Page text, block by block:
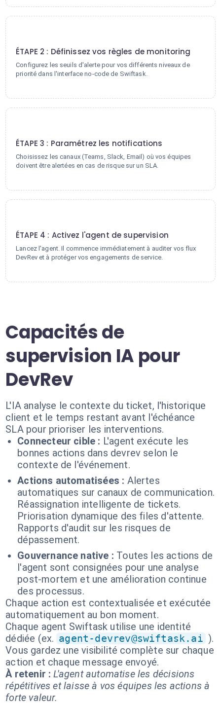
ÉTAPE 2 : Définissez vos règles de monitoring
Configurez les seuils d'alerte pour vos différents niveaux de
priorité dans l'interface no-code de Swiftask.
ÉTAPE 3 : Paramétrez les notifications
Choisissez les canaux (Teams, Slack, Email) où vos équipes
doivent être alertées en cas de risque sur un SLA.
ÉTAPE 4 : Activez l'agent de supervision
Lancez l'agent. Il commence immédiatement à auditer vos flux
DevRev et à protéger vos engagements de service.
Capacités de
supervision IA pour
DevRev
L'IA analyse le contexte du ticket, l'historique
client et le temps restant avant l'échéance
SLA pour prioriser les interventions.
Connecteur cible : L'agent exécute les
bonnes actions dans devrev selon le
contexte de l'événement.
Actions automatisées : Alertes
automatiques sur canaux de communication.
Réassignation intelligente de tickets.
Priorisation dynamique des files d'attente.
Rapports d'audit sur les risques de
dépassement.
Gouvernance native : Toutes les actions de
l'agent sont consignées pour une analyse
post-mortem et une amélioration continue
des processus.
Chaque action est contextualisée et exécutée
automatiquement au bon moment.
Chaque agent Swiftask utilise une identité
dédiée (ex. agent-devrev@swiftask.ai ).
Vous gardez une visibilité complète sur chaque
action et chaque message envoyé.
À retenir : L'agent automatise les décisions
répétitives et laisse à vos équipes les actions à
forte valeur.